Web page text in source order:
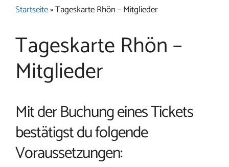
Startseite»Tageskarte Rhön – Mitglieder
Tageskarte Rhön –
Mitglieder
Mit der Buchung eines Tickets
bestätigst du folgende
Voraussetzungen: